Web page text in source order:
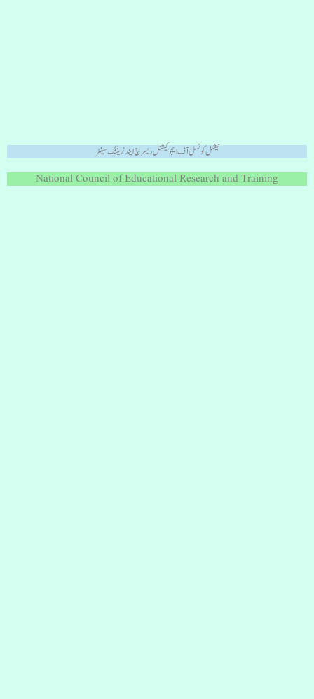
نیشنل کونسل آف ایجوکیشنل ریسرچ ایند ٹریننگ سینٹر
National Council of Educational Research and Training